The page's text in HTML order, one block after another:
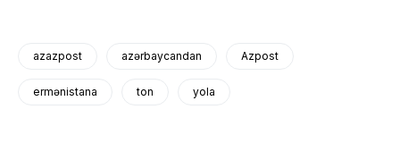
azazpost azərbaycandan Azpost
ermənistana ton yola